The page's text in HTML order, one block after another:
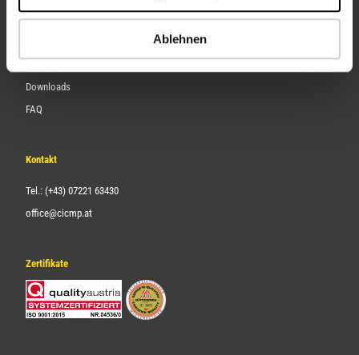
Ablehnen
Service
Downloads
FAQ
Kontakt
Tel.: (+43) 07221 63430
office@cicmp.at
Zertifikate